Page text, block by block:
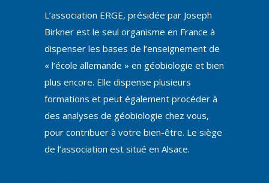
L’association ERGE, présidée par Joseph
Birkner est le seul organisme en France à
dispenser les bases de l’enseignement de
« l’école allemande » en géobiologie et bien
plus encore. Elle dispense plusieurs
formations et peut également procéder à
des analyses de géobiologie chez vous,
pour contribuer à votre bien-être. Le siège
de l’association est situé en Alsace.